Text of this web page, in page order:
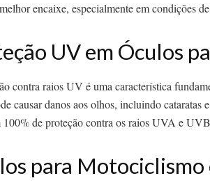
encaixe, especialmente em condições
UV em Óculos
contra raios UV é uma característica
causar danos aos olhos, incluindo
100% de proteção contra os raios UVA e
para Motociclismo